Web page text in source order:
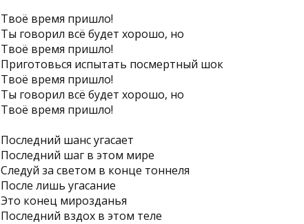
Твоё время пришло!
Ты говорил всё будет хорошо, но
Твоё время пришло!
Приготовься испытать посмертный шок
Твоё время пришло!
Ты говорил всё будет хорошо, но
Твоё время пришло!
Последний шанс угасает
Последний шаг в этом мире
Следуй за светом в конце тоннеля
После лишь угасание
Это конец мирозданья
Последний вздох в этом теле